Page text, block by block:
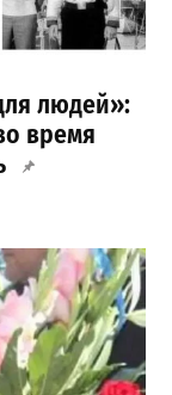
людей»:
время